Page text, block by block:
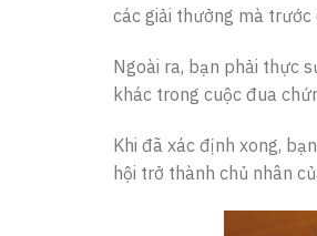
các giải thưởng mà
Ngoài ra, bạn phải thực
khác trong cuộc đua
Khi đã xác định xong,
hội trở thành chủ nhân